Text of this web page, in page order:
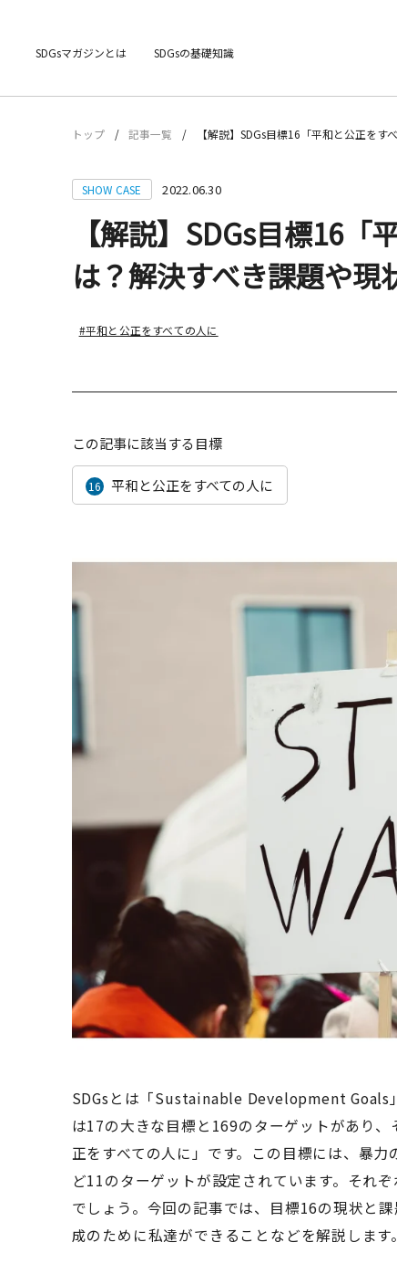
SDGsマガジンとは
SDGsの基礎知識
トップ 記事一覧 【解説】SDGs目標16「平和と公正を
SHOW CASE 2022.06.30
【解説】SDGs目標16
は？解決すべき課題や現
#平和と公正をすべての人に
この記事に該当する目標
16 平和と公正をすべての人に
SDGsとは「Sustainable Development Goals
は17の大きな目標と169のターゲットがあり
正をすべての人に」です。この目標には、暴
ど11のターゲットが設定されています。それ
でしょう。今回の記事では、目標16の現状と
成のために私達ができることなどを解説します。